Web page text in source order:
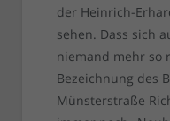
der Heinrich-
sehen. Dass sich
niemand mehr so
Bezeichnung des
Münsterstraße